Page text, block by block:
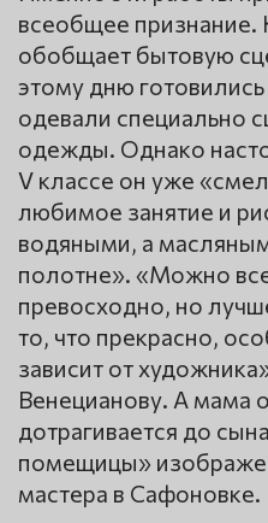
всеобщее признание.
обобщает бытовую
этому дню
одевали специально
одежды. Однако
V классе он уже
любимое занятие и
водяными, а
полотне». «Можно
превосходно, но
то, что прекрасно,
зависит от
Венецианову. А мама
дотрагивается до
помещицы»
мастера в Сафоновке.